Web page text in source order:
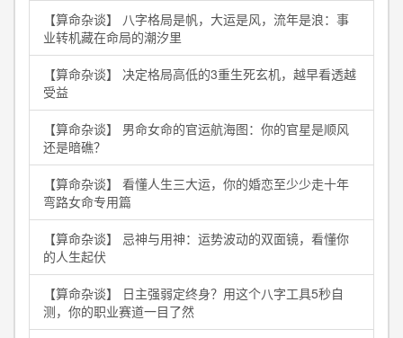
【算命杂谈】 八字格局是帆，大运是风，流年是浪：事
业转机藏在命局的潮汐里
【算命杂谈】 决定格局高低的3重生死玄机，越早看透越
受益
【算命杂谈】 男命女命的官运航海图：你的官星是顺风
还是暗礁？
【算命杂谈】 看懂人生三大运，你的婚恋至少少走十年
弯路女命专用篇
【算命杂谈】 忌神与用神：运势波动的双面镜，看懂你
的人生起伏
【算命杂谈】 日主强弱定终身？用这个八字工具5秒自
测，你的职业赛道一目了然